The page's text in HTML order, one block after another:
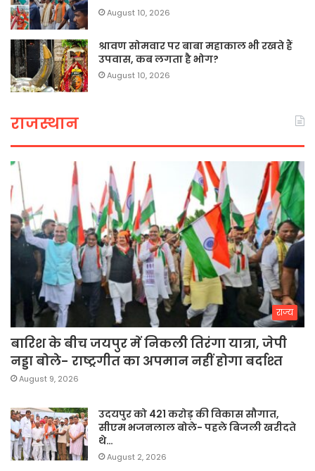
August 10, 2026
श्रावण सोमवार पर बाबा महाकाल भी रखते हैं
उपवास, कब लगता है भोग?
August 10, 2026
राजस्थान
राज्य
बारिश के बीच जयपुर में निकली तिरंगा यात्रा, जेपी
नड्डा बोले- राष्ट्रगीत का अपमान नहीं होगा बर्दाश्त
August 9, 2026
उदयपुर को 421 करोड़ की विकास सौगात,
सीएम भजनलाल बोले- पहले बिजली खरीदते
थे…
August 2, 2026